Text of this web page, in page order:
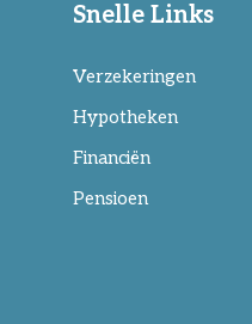
Snelle Links
Verzekeringen
Hypotheken
Financiën
Pensioen